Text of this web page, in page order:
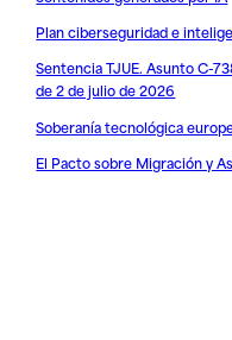
Plan ciberseguridad e
Sentencia TJUE. Asunto C-
de 2 de julio de 2026
Soberanía tecnológica
El Pacto sobre Migración y